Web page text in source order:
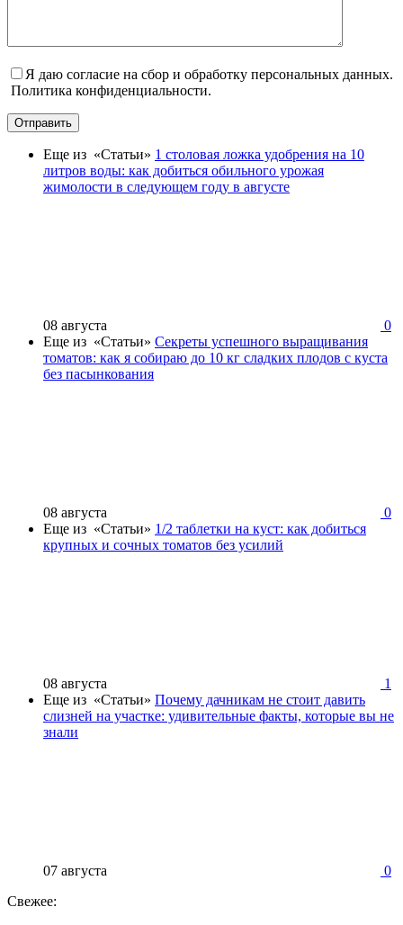
Я даю согласие на сбор и обработку персональных данных.
Политика конфиденциальности.
Отправить
Еще из «Статьи» 1 столовая ложка удобрения на 10
литров воды: как добиться обильного урожая
жимолости в следующем году в августе
08 августа
0
Еще из «Статьи» Секреты успешного выращивания
томатов: как я собираю до 10 кг сладких плодов с куста
без пасынкования
08 августа
0
Еще из «Статьи» 1/2 таблетки на куст: как добиться
крупных и сочных томатов без усилий
08 августа
1
Еще из «Статьи» Почему дачникам не стоит давить
слизней на участке: удивительные факты, которые вы не
знали
07 августа
0
Свежее: